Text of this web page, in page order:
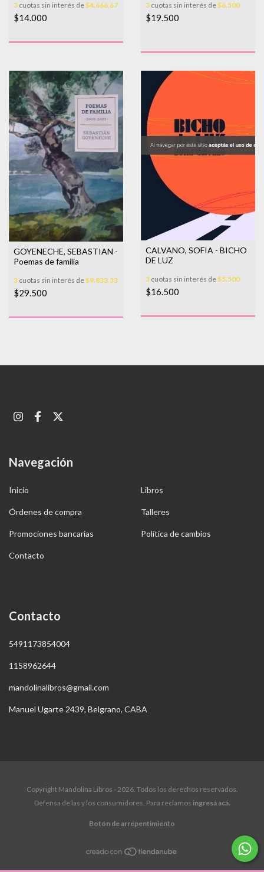
3 cuotas sin interés de$4.666,67
$14.000
3 cuotas sin interés de$6.500
$19.500
GOYENECHE, SEBASTIAN -
Poemas de familia
3 cuotas sin interés de$9.833,33
$29.500
CALVANO, SOFIA - BICHO
DE LUZ
3 cuotas sin interés de$5.500
$16.500
Navegación
Inicio Libros
Órdenes de compra Talleres
Promociones bancarias Política de cambios
Contacto
Contacto
5491173854004
1158962644
mandolinalibros@gmail.com
Manuel Ugarte 2439, Belgrano, CABA
Copyright Mandolina Libros - 2026. Todos los derechos reservados.
Defensa de las y los consumidores. Para reclamos ingresá acá.
Botón de arrepentimiento